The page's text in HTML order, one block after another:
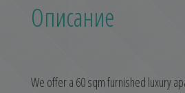
Описание
We offer a 60 sqm furnished luxury